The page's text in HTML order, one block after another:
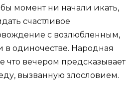
момент ни начали икать,
счастливое
с возлюбленным,
в одиночестве. Народная
что вечером предсказывает
вызванную злословием.